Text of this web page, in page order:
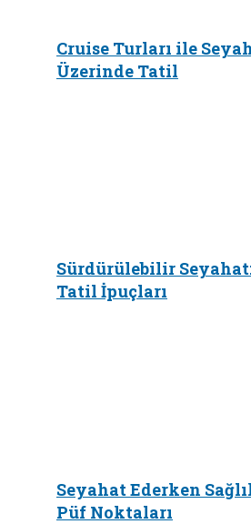
Cruise Turları ile
Üzerinde Tatil
Sürdürülebilir
Tatil İpuçları
Seyahat Ederken
Püf Noktaları